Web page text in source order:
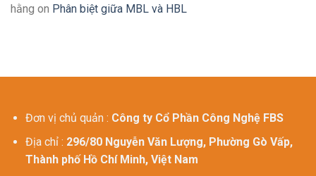
hằng on Phân biệt giữa MBL và HBL
Đơn vị chủ quản : Công ty Cổ Phần Công Nghệ FBS
Địa chỉ : 296/80 Nguyễn Văn Lượng, Phường Gò Vấp,
Thành phố Hồ Chí Minh, Việt Nam